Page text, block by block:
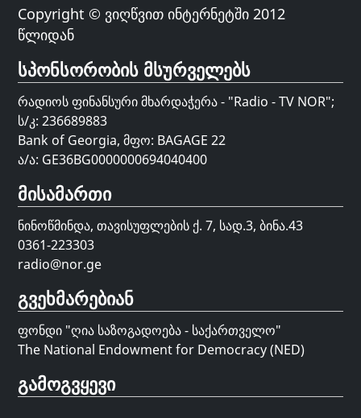
Copyright © ვიღწვით ინტერნეტში 2012
წლიდან
სპონსორობის მსურველებს
რადიოს ფინანსური მხარდაჭერა - "Radio - TV NOR";
ს/კ: 236689883
Bank of Georgia, მფო: BAGAGE 22
ა/ა: GE36BG0000000694040400
მისამართი
ნინოწმინდა, თავისუფლების ქ. 7, სად.3, ბინა.43
0361-223303
radio@nor.ge
გვეხმარებიან
ფონდი "ღია საზოგადოება - საქართველო"
The National Endowment for Democracy (NED)
გამოგვყევი